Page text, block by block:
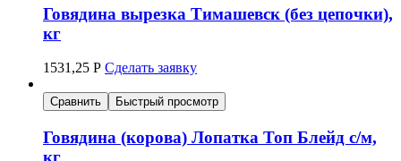
Говядина вырезка Тимашевск (без цепочки),
кг
1531,25 Р Сделать заявку
Сравнить Быстрый просмотр
Говядина (корова) Лопатка Топ Блейд с/м,
кг